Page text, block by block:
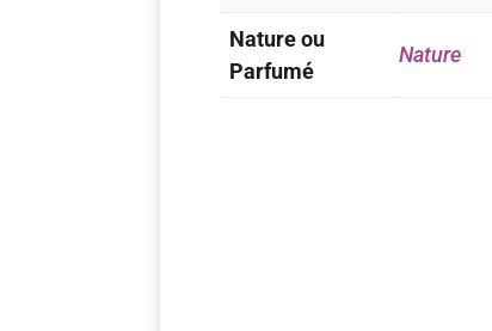
Nature ou
Parfumé
Nature